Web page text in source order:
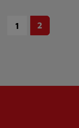
1 2